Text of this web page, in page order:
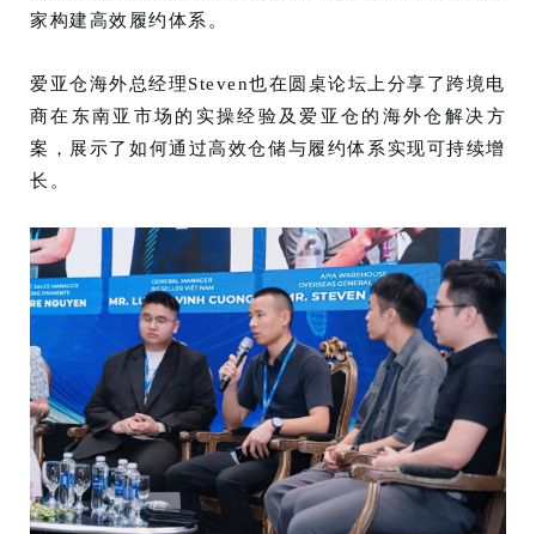
家构建高效履约体系。
爱亚仓海外总经理Steven也在圆桌论坛上分享了跨境电
商在东南亚市场的实操经验及爱亚仓的海外仓解决方
案，展示了如何通过高效仓储与履约体系实现可持续增
长。